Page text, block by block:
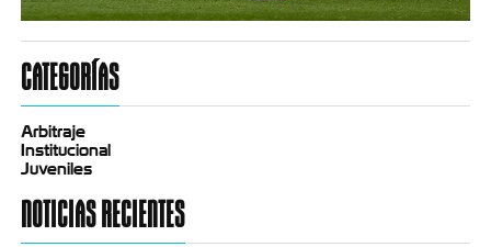
CATEGORÍAS
Arbitraje
Institucional
Juveniles
NOTICIAS RECIENTES